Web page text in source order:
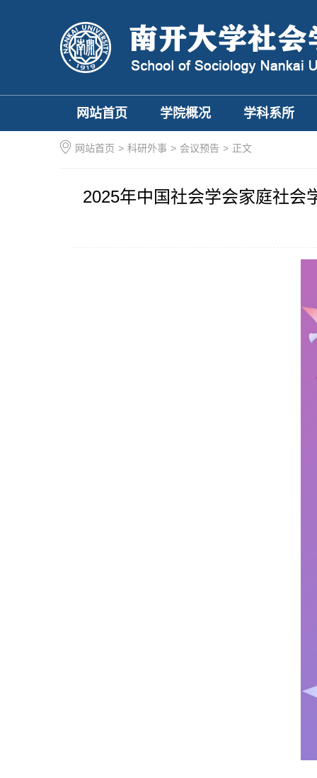
网站首页 学院概况 学科系所
网站首页 > 科研外事 > 会议预告 > 正文
2025年中国社会学会家庭社